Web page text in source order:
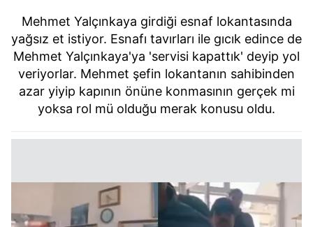
Mehmet Yalçınkaya girdiği esnaf lokantasında
yağsız et istiyor. Esnafı tavırları ile gıcık edince de
Mehmet Yalçınkaya'ya 'servisi kapattık' deyip yol
veriyorlar. Mehmet şefin lokantanın sahibinden
azar yiyip kapının önüne konmasının gerçek mi
yoksa rol mü olduğu merak konusu oldu.